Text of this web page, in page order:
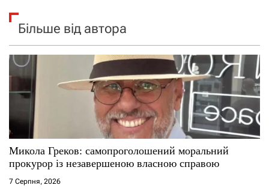
Більше від автора
Микола Греков: самопроголошений моральний
прокурор із незавершеною власною справою
7 Серпня, 2026